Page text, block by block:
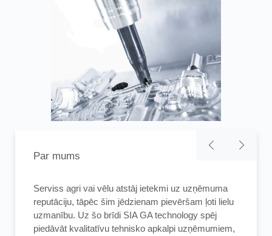
Par mums
Serviss agri vai vēlu atstāj ietekmi uz uzņēmuma
reputāciju, tāpēc šim jēdzienam pievēršam ļoti lielu
uzmanību. Uz šo brīdi SIA GA technology spēj
piedāvāt kvalitatīvu tehnisko apkalpi uzņēmumiem,
Serviss agri vai vēlu atstāj ietekmi uz uzņēmuma
reputāciju, tāpēc šim jēdzienam pievēršam ļoti lielu
uzmanību. Uz šo brīdi SIA GA technology spēj
piedāvāt kvalitatīvu tehnisko apkalpi uzņēmumiem,
Mūsu kompānija piedāvā iespēju ar mums
sazināties visu cauru dienakti. Lēmumu par
reakcijas laiku mēs pieņemam kopā. Ja ir iemesli
šādai dinamiskai reakcijai, mēs to darām. Tas